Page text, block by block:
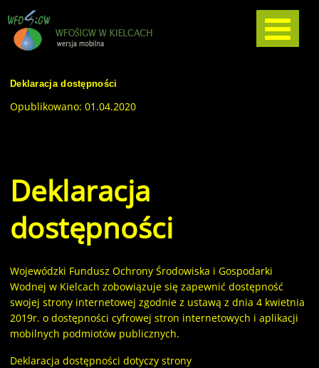
Deklaracja dostępności
Opublikowano: 01.04.2020
Deklaracja
dostępności
Wojewódzki Fundusz Ochrony Środowiska i Gospodarki
Wodnej w Kielcach zobowiązuje się zapewnić dostępność
swojej strony internetowej zgodnie z ustawą z dnia 4 kwietnia
2019r. o dostępności cyfrowej stron internetowych i aplikacji
mobilnych podmiotów publicznych.
Deklaracja dostępności dotyczy strony